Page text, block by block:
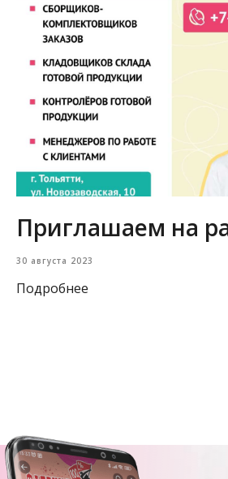
Приглашаем на
30 августа 2023
Подробнее